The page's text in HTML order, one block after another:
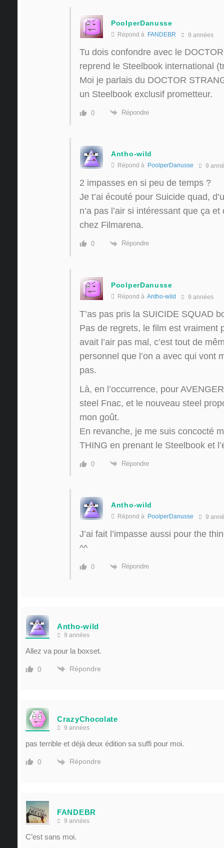
PoolperDanusse
Répond à FANDEBR 9 années
Tu dois confondre avec le
reprend le Steelbook international
Moi je parlais du DOCTOR
un Steelbook exclusif prometteur.
0 Répondre
Antho-wild
Répond à PoolperDanusse 9
2 impasses en si peu de temps ?
Je t’ai écouté pour Suicide quad,
n’a pas l’air si intéressant que ça et
chez Filmarena.
0 Répondre
PoolperDanusse
Répond à Antho-wild 9 années
T’as pas pris la SUICIDE SQUAD
Pas de regrets, le film est vraiment
avait l’air pas mal, c’est tout de
personnel que l’on a avec qui vont
pas.
Là, en l’occurrence, pour
steel Fnac, et le nouveau steel
mon goût.
En revanche, je me suis concocté
THING en prenant le Steelbook et
0 Répondre
Antho-wild
Répond à PoolperDanusse 9
J’ai fait l’impasse aussi pour the
^^
0 Répondre
Antho-wild
9 années
Allez va pour la boxset.
0 Répondre
CrazyChocolate
9 années
pas terrible et déjà deux édition sa suffi pour moi.
0 Répondre
FANDEBR
9 années
C’est sans moi.